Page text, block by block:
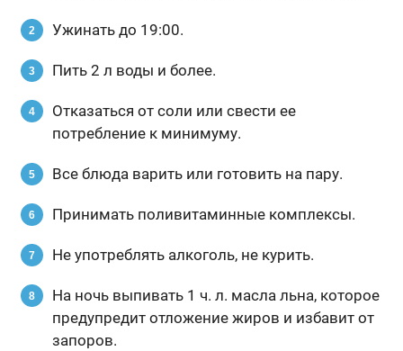
Ужинать до 19:00.
Пить 2 л воды и более.
Отказаться от соли или свести ее
потребление к минимуму.
Все блюда варить или готовить на пару.
Принимать поливитаминные комплексы.
Не употреблять алкоголь, не курить.
На ночь выпивать 1 ч. л. масла льна, которое
предупредит отложение жиров и избавит от
запоров.